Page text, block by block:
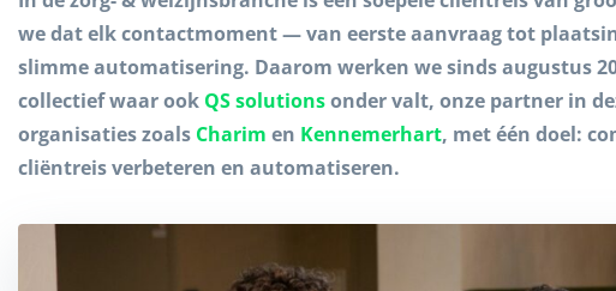
we dat elk contactmoment — van eerste aanvraag tot
slimme automatisering. Daarom werken we sinds augustus
collectief waar ook QS solutionsonder valt, onze partner in
organisaties zoals Charim en Kennemerhart, met één doel:
cliëntreis verbeteren en automatiseren.